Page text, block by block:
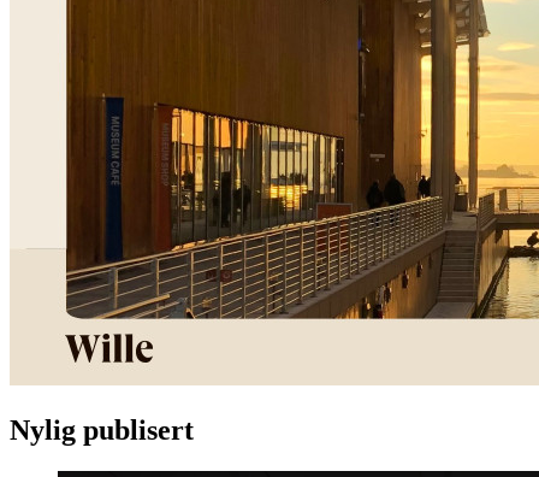
Nylig publisert